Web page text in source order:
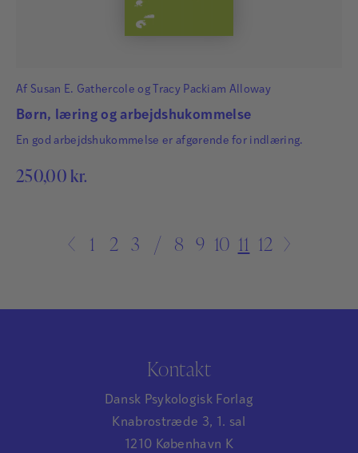
Af Susan E. Gathercole og Tracy Packiam Alloway
Børn, læring og arbejdshukommelse
En god arbejdshukommelse er afgørende for indlæring.
250,00 kr.
← 1 2 3 … 8 9 10 11 12 →
Kontakt
Dansk Psykologisk Forlag
Knabrostræde 3, 1. sal
1210 København K